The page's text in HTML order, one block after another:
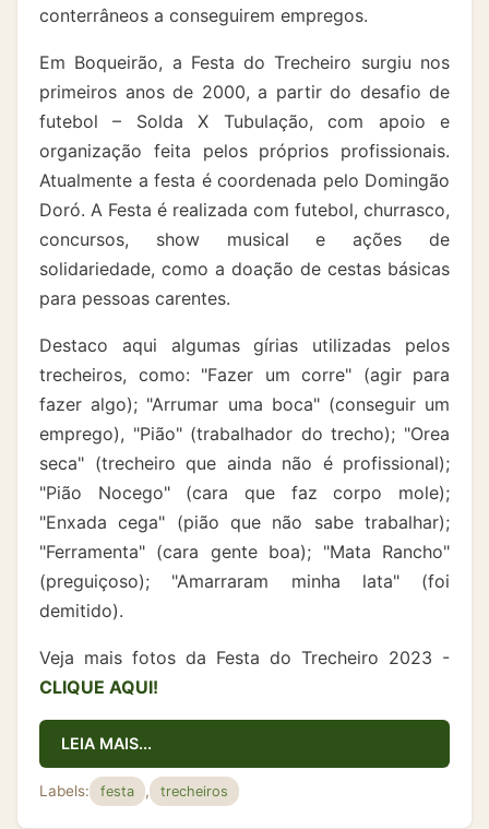
conterrâneos a conseguirem empregos.
Em Boqueirão, a Festa do Trecheiro surgiu nos
primeiros anos de 2000, a partir do desafio de
futebol – Solda X Tubulação, com apoio e
organização feita pelos próprios profissionais.
Atualmente a festa é coordenada pelo Domingão
Doró. A Festa é realizada com futebol, churrasco,
concursos, show musical e ações de
solidariedade, como a doação de cestas básicas
para pessoas carentes.
Destaco aqui algumas gírias utilizadas pelos
trecheiros, como: "Fazer um corre" (agir para
fazer algo); "Arrumar uma boca" (conseguir um
emprego), "Pião" (trabalhador do trecho); "Orea
seca" (trecheiro que ainda não é profissional);
"Pião Nocego" (cara que faz corpo mole);
"Enxada cega" (pião que não sabe trabalhar);
"Ferramenta" (cara gente boa); "Mata Rancho"
(preguiçoso); "Amarraram minha lata" (foi
demitido).
Veja mais fotos da Festa do Trecheiro 2023 -
CLIQUE AQUI!
LEIA MAIS...
Labels: festa , trecheiros